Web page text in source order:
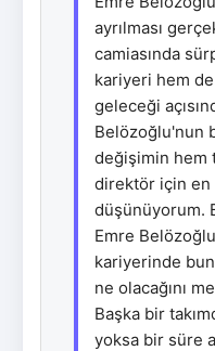
ayrılması
camiasında
kariyeri hem
geleceği
Belözoğlu'nun
değişimin hem
direktör için
düşünüyorum.
Emre
kariyerinde
ne olacağını
Başka bir
yoksa bir süre